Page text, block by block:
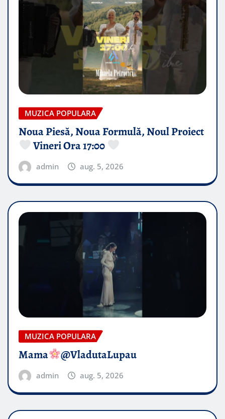
MUZICA POPULARA
Noua Piesă, Noua Formulă, Noul Proiect
Vineri Ora 17:00
admin aug. 5, 2026
MUZICA POPULARA
Mama @VladutaLupau
admin aug. 5, 2026